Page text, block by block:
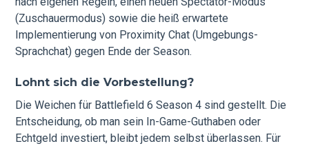
(Zuschauermodus) sowie die heiß erwartete
Implementierung von Proximity Chat (Umgebungs-
Sprachchat) gegen Ende der Season.
Lohnt sich die Vorbestellung?
Die Weichen für Battlefield 6 Season 4 sind gestellt. Die
Entscheidung, ob man sein In-Game-Guthaben oder
Echtgeld investiert, bleibt jedem selbst überlassen. Für